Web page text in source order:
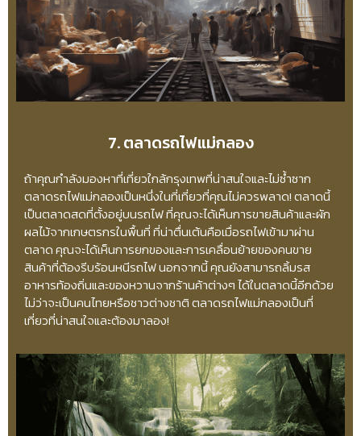
7. ตลาดรถไฟแม่กลอง
ถ้าคุณกำลังมองหาที่เที่ยวใกล้กรุงเทพที่น่าสนใจและไม่ซ้ำซาก
ตลาดรถไฟแม่กลองเป็นหนึ่งในที่เที่ยวที่คุณไม่ควรพลาด! ตลาดนี้
เป็นตลาดสดที่ตั้งอยู่บนรถไฟ ที่คุณจะได้เห็นการขายสินค้าและผัก
ผลไม้จากเกษตรกรในพื้นที่ ที่น่าตื่นเต้นคือเมื่อรถไฟเข้ามาผ่าน
ตลาด คุณจะได้เห็นการยกของและการเคลื่อนย้ายของคนขาย
สินค้าที่ต้องรีบร้อนหนีรถไฟ นอกจากนี้ คุณยังสามารถลิ้มรส
อาหารท้องถิ่นและของหวานจากร้านค้าต่างๆ ได้ในตลาดนี้อีกด้วย
ไม่ว่าจะเป็นคนไทยหรือชาวต่างชาติ ตลาดรถไฟแม่กลองเป็นที่
เที่ยวที่น่าสนใจและต้องมาลอง!